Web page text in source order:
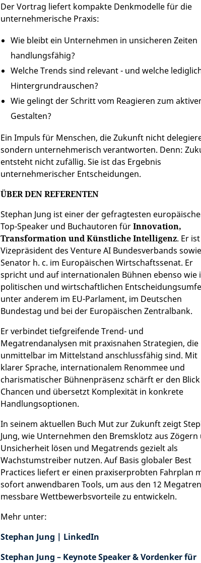
Der Vortrag liefert kompakte Denkmodelle für die
unternehmerische Praxis:
Wie bleibt ein Unternehmen in unsicheren Zeiten
handlungsfähig?
Welche Trends sind relevant - und welche
Hintergrundrauschen?
Wie gelingt der Schritt vom Reagieren zum
Gestalten?
Ein Impuls für Menschen, die Zukunft nicht
sondern unternehmerisch verantworten. Denn:
entsteht nicht zufällig. Sie ist das Ergebnis
unternehmerischer Entscheidungen.
ÜBER DEN REFERENTEN
Stephan Jung ist einer der gefragtesten
Top-Speaker und Buchautoren fürInnovation,
Transformation und Künstliche Intelligenz. Er ist
Vizepräsident des Venture AI Bundesverbands sowie
Senator h. c. im Europäischen Wirtschaftssenat. Er
spricht und auf internationalen Bühnen ebenso wie
politischen und wirtschaftlichen
unter anderem im EU-Parlament, im Deutschen
Bundestag und bei der Europäischen Zentralbank.
Er verbindet tiefgreifende Trend- und
Megatrendanalysen mit praxisnahen Strategien, die
unmittelbar im Mittelstand anschlussfähig sind. Mit
klarer Sprache, internationalem Renommee und
charismatischer Bühnenpräsenz schärft er den
Chancen und übersetzt Komplexität in konkrete
Handlungsoptionen.
In seinem aktuellen Buch Mut zur Zukunft zeigt
Jung, wie Unternehmen den Bremsklotz aus Zögern
Unsicherheit lösen und Megatrends gezielt als
Wachstumstreiber nutzen. Auf Basis globaler Best
Practices liefert er einen praxiserprobten Fahrplan
sofort anwendbaren Tools, um aus den 12
messbare Wettbewerbsvorteile zu entwickeln.
Mehr unter:
Stephan Jung | LinkedIn
Stephan Jung – Keynote Speaker & Vordenker für